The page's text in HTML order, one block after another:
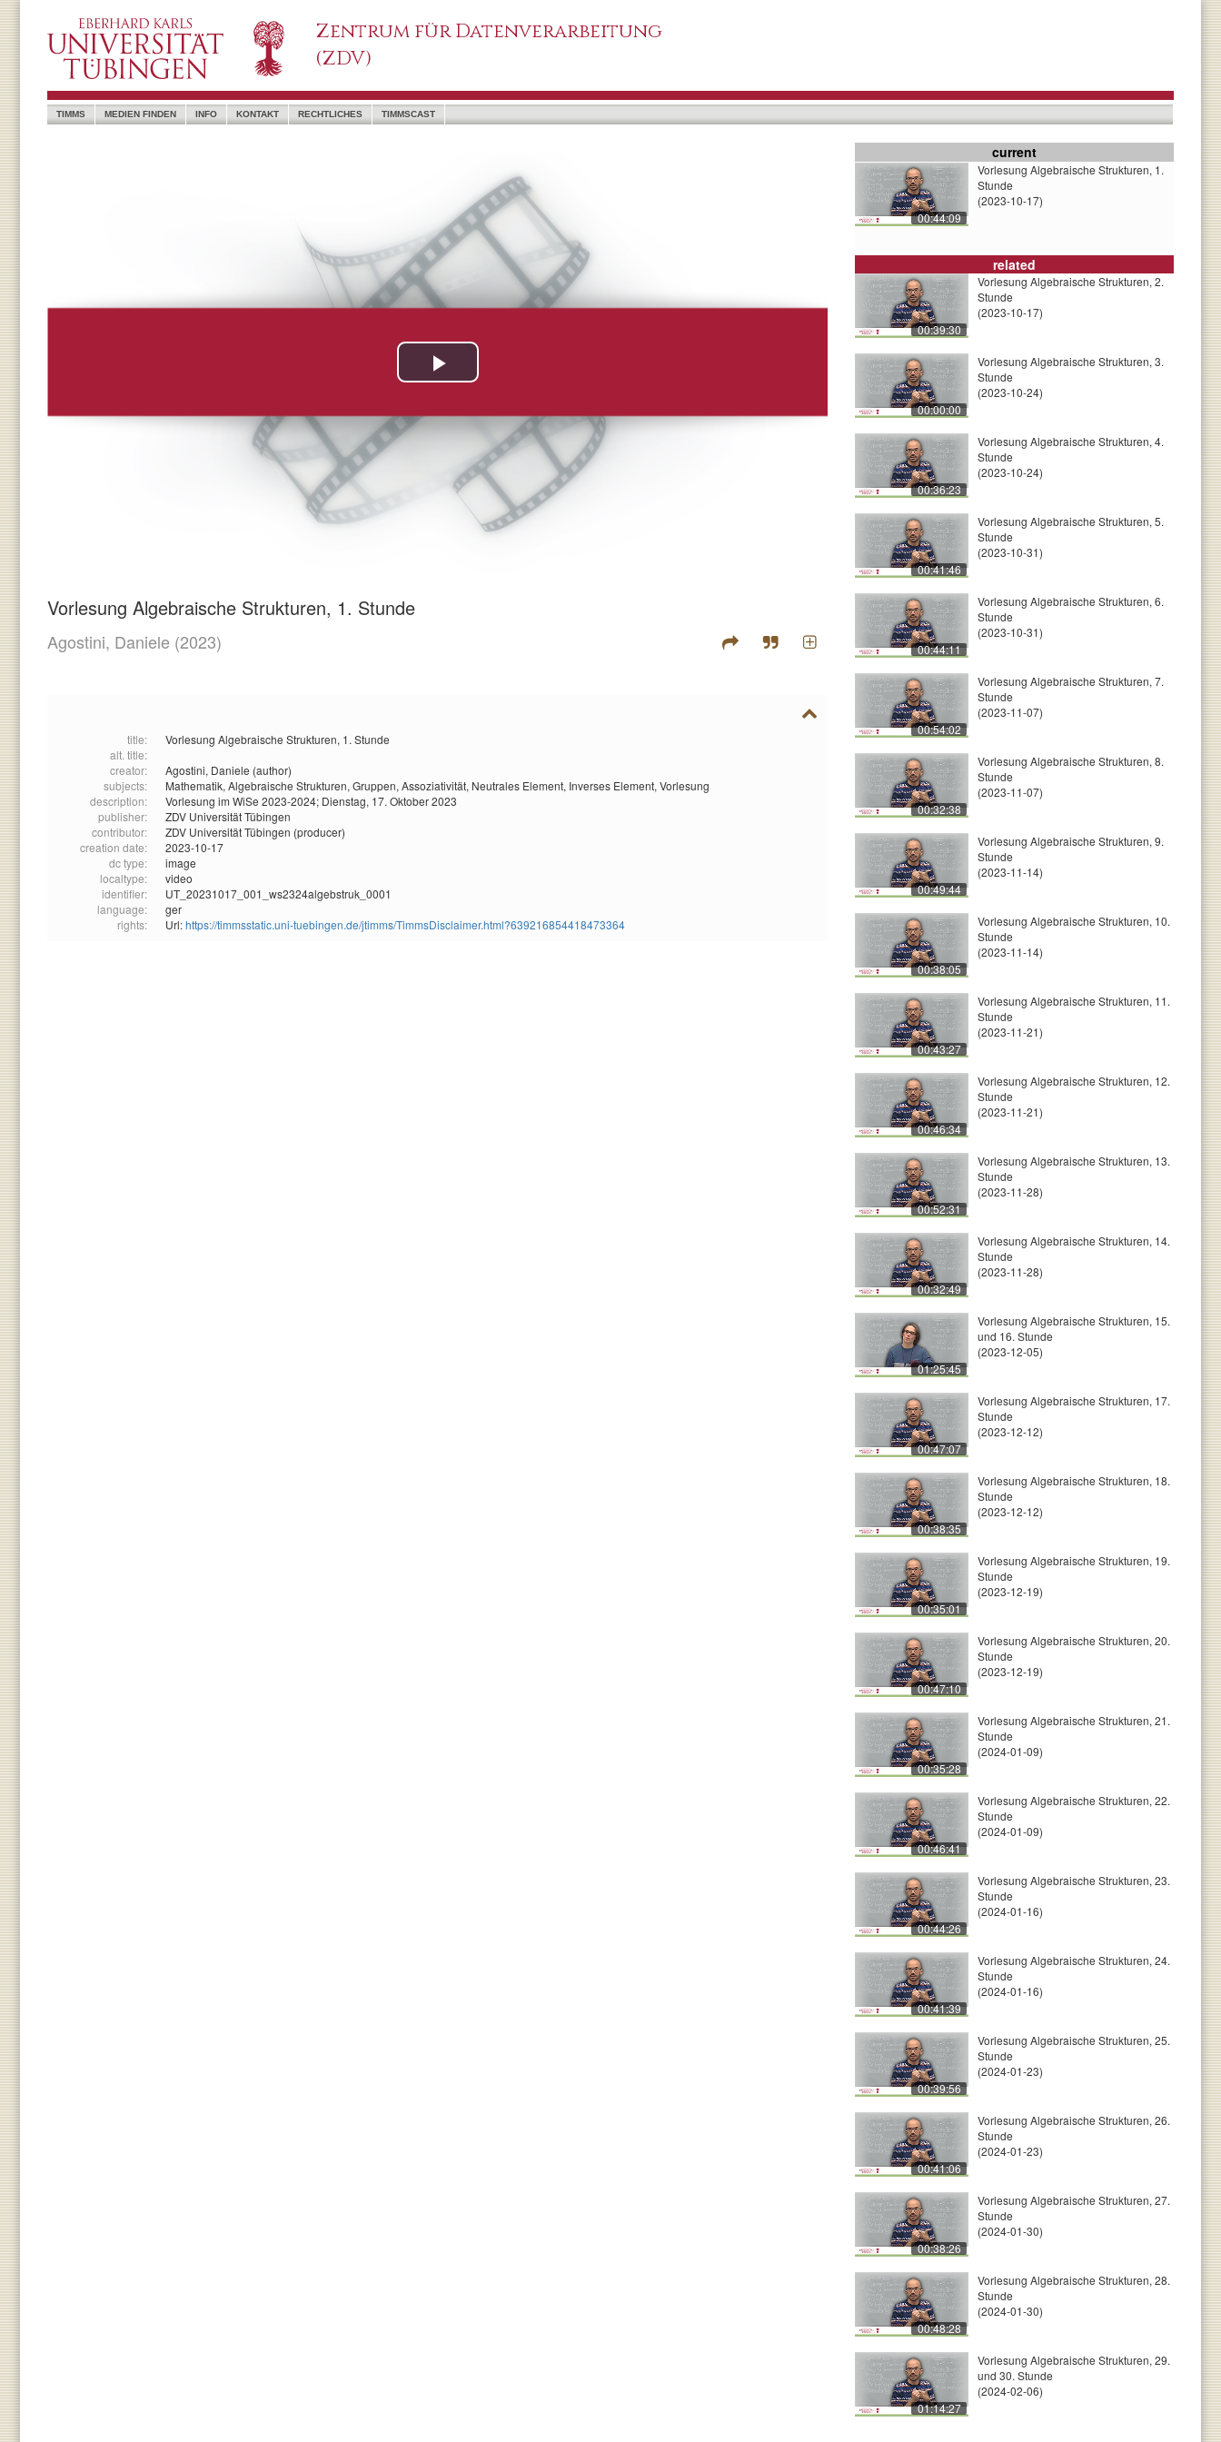
Zentrum für Datenverarbeitung
(ZDV)
TIMMS MEDIEN FINDEN INFO KONTAKT RECHTLICHES TIMMSCAST
Vorlesung Algebraische Strukturen, 1. Stunde
Agostini, Daniele (2023)
title:
Vorlesung Algebraische Strukturen, 1. Stunde
alt. title:
creator:
Agostini, Daniele (author)
subjects:
Mathematik, Algebraische Strukturen, Gruppen, Assoziativität, Neutrales Element, Inverses Element, Vorlesung
description:
Vorlesung im WiSe 2023-2024; Dienstag, 17. Oktober 2023
publisher:
ZDV Universität Tübingen
contributor:
ZDV Universität Tübingen (producer)
creation date:
2023-10-17
dc type:
image
localtype:
video
identifier:
UT_20231017_001_ws2324algebstruk_0001
language:
ger
rights:
Url:https://timmsstatic.uni-tuebingen.de/jtimms/TimmsDisclaimer.html?639216854418473364
current
00:44:09
Vorlesung Algebraische Strukturen, 1.
Stunde
(2023-10-17)
related
00:39:30
Vorlesung Algebraische Strukturen, 2.
Stunde
(2023-10-17)
00:00:00
Vorlesung Algebraische Strukturen, 3.
Stunde
(2023-10-24)
00:36:23
Vorlesung Algebraische Strukturen, 4.
Stunde
(2023-10-24)
00:41:46
Vorlesung Algebraische Strukturen, 5.
Stunde
(2023-10-31)
00:44:11
Vorlesung Algebraische Strukturen, 6.
Stunde
(2023-10-31)
00:54:02
Vorlesung Algebraische Strukturen, 7.
Stunde
(2023-11-07)
00:32:38
Vorlesung Algebraische Strukturen, 8.
Stunde
(2023-11-07)
00:49:44
Vorlesung Algebraische Strukturen, 9.
Stunde
(2023-11-14)
00:38:05
Vorlesung Algebraische Strukturen, 10.
Stunde
(2023-11-14)
00:43:27
Vorlesung Algebraische Strukturen, 11.
Stunde
(2023-11-21)
00:46:34
Vorlesung Algebraische Strukturen, 12.
Stunde
(2023-11-21)
00:52:31
Vorlesung Algebraische Strukturen, 13.
Stunde
(2023-11-28)
00:32:49
Vorlesung Algebraische Strukturen, 14.
Stunde
(2023-11-28)
01:25:45
Vorlesung Algebraische Strukturen, 15.
und 16. Stunde
(2023-12-05)
00:47:07
Vorlesung Algebraische Strukturen, 17.
Stunde
(2023-12-12)
00:38:35
Vorlesung Algebraische Strukturen, 18.
Stunde
(2023-12-12)
00:35:01
Vorlesung Algebraische Strukturen, 19.
Stunde
(2023-12-19)
00:47:10
Vorlesung Algebraische Strukturen, 20.
Stunde
(2023-12-19)
00:35:28
Vorlesung Algebraische Strukturen, 21.
Stunde
(2024-01-09)
00:46:41
Vorlesung Algebraische Strukturen, 22.
Stunde
(2024-01-09)
00:44:26
Vorlesung Algebraische Strukturen, 23.
Stunde
(2024-01-16)
00:41:39
Vorlesung Algebraische Strukturen, 24.
Stunde
(2024-01-16)
00:39:56
Vorlesung Algebraische Strukturen, 25.
Stunde
(2024-01-23)
00:41:06
Vorlesung Algebraische Strukturen, 26.
Stunde
(2024-01-23)
00:38:26
Vorlesung Algebraische Strukturen, 27.
Stunde
(2024-01-30)
00:48:28
Vorlesung Algebraische Strukturen, 28.
Stunde
(2024-01-30)
01:14:27
Vorlesung Algebraische Strukturen, 29.
und 30. Stunde
(2024-02-06)